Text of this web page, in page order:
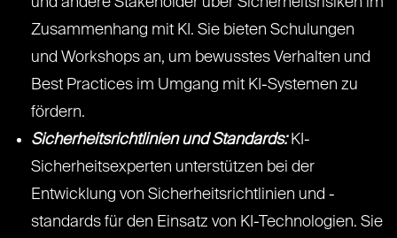
Zusammenhang mit KI. Sie bieten Schulungen
und Workshops an, um bewusstes Verhalten und
Best Practices im Umgang mit KI-Systemen zu
fördern.
Sicherheitsrichtlinien und Standards:KI-
Sicherheitsexperten unterstützen bei der
Entwicklung von Sicherheitsrichtlinien und -
standards für den Einsatz von KI-Technologien. Sie